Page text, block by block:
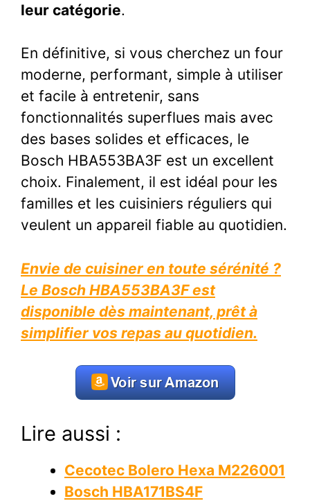
leur catégorie.
En définitive, si vous cherchez un four
moderne, performant, simple à utiliser
et facile à entretenir, sans
fonctionnalités superflues mais avec
des bases solides et efficaces, le
Bosch HBA553BA3F est un excellent
choix. Finalement, il est idéal pour les
familles et les cuisiniers réguliers qui
veulent un appareil fiable au quotidien.
Envie de cuisiner en toute sérénité ?
Le Bosch HBA553BA3F est
disponible dès maintenant, prêt à
simplifier vos repas au quotidien.
Lire aussi :
Cecotec Bolero Hexa M226001
Bosch HBA171BS4F